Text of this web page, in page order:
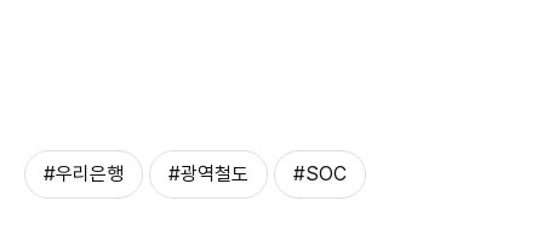
#우리은행 #광역철도 #SOC